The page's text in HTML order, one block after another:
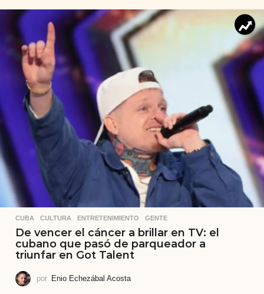
CUBA ,CULTURA ,ENTRETENIMIENTO ,GENTE
De vencer el cáncer a brillar en TV: el
cubano que pasó de parqueador a
triunfar en Got Talent
por Enio Echezábal Acosta